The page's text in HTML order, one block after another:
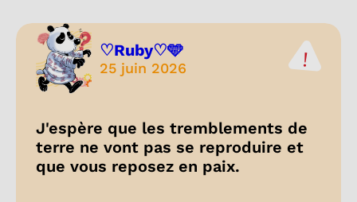
♡Ruby♡🩵
25 juin 2026
J'espère que les tremblements de
terre ne vont pas se reproduire et
que vous reposez en paix.